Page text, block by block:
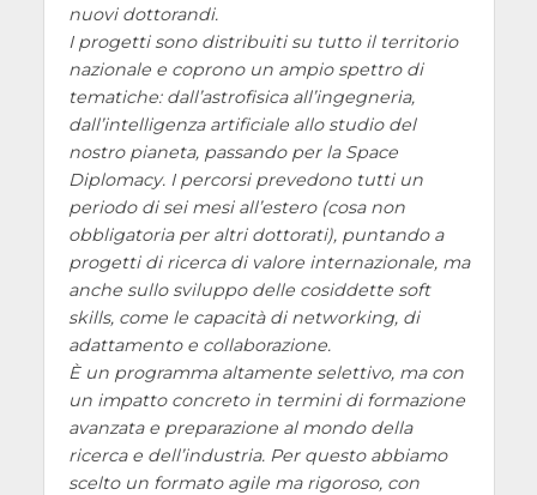
nuovi dottorandi.
I progetti sono distribuiti su tutto il territorio
nazionale e coprono un ampio spettro di
tematiche: dall’astrofisica all’ingegneria,
dall’intelligenza artificiale allo studio del
nostro pianeta, passando per la Space
Diplomacy. I percorsi prevedono tutti un
periodo di sei mesi all’estero (cosa non
obbligatoria per altri dottorati), puntando a
progetti di ricerca di valore internazionale, ma
anche sullo sviluppo delle cosiddette soft
skills, come le capacità di networking, di
adattamento e collaborazione.
È un programma altamente selettivo, ma con
un impatto concreto in termini di formazione
avanzata e preparazione al mondo della
ricerca e dell’industria. Per questo abbiamo
scelto un formato agile ma rigoroso, con